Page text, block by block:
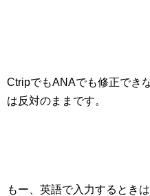
CtripでもANAでも修正でき
は反対のままです。
もー、英語で入力するとき